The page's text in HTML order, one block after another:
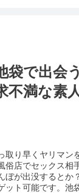
袋で出会
不満な素
取り早くヤリマン
俗店でセックス相
ぼが出没するとか
ット可能です。池